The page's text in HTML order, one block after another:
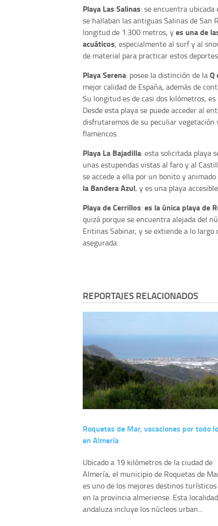
Playa Las Salinas: se encuentra
se hallaban las antiguas Salinas de San
longitud de 1.300 metros, yes una de
acuáticos, especialmente al surf y al
de material para practicar estos
Playa Serena: posee la distinción de laQ
mejor calidad de España, además de
Su longitud es de casi dos kilómetros,
Desde esta playa se puede acceder al
disfrutaremos de su peculiar vegetación
flamencos.
Playa La Bajadilla: esta solicitada playa
unas estupendas vistas al faro y al
se accede a ella por un bonito y
la Bandera Azul, y es una playa
Playa de Cerrillos:es la única playa de
quizá porque se encuentra alejada del
Entinas Sabinar, y se extiende a lo
asegurada.
REPORTAJES RELACIONADOS
Roquetas de Mar, vacaciones por todo
en Almería
Ubicado a 19 kilómetros de la ciudad de
Almería, el municipio de Roquetas de
es uno de los mejores destinos turísticos
en la provincia almeriense. Esta localidad
andaluza incluye los núcleos urban...